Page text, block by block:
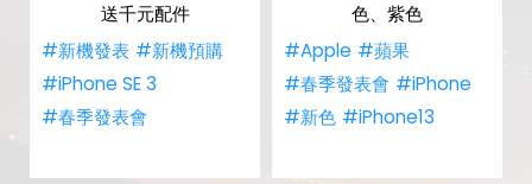
送千元配件
#新機發表 #新機預購
#iPhone SE 3
#春季發表會
色、紫色
#Apple #蘋果
#春季發表會 #iPhone
#新色 #iPhone13